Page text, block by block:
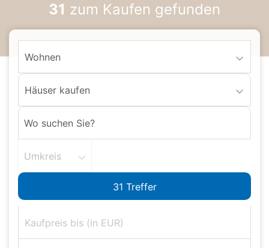
31 zum Kaufen gefunden
Wohnen
Häuser kaufen
Umkreis